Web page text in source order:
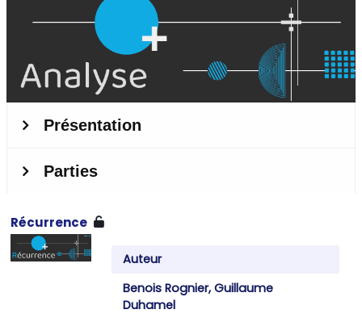
Récurrence
Auteur
Benois Rognier, Guillaume
Duhamel